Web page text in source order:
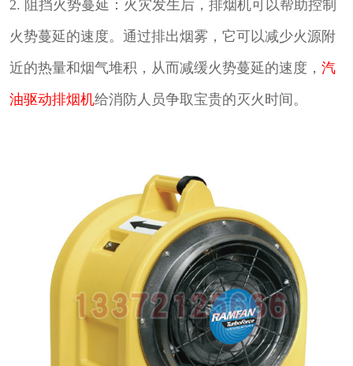
2. 阻挡火势蔓延：火灾发生后，排烟机可以帮助控制
火势蔓延的速度。通过排出烟雾，它可以减少火源附
近的热量和烟气堆积，从而减缓火势蔓延的速度， 汽
油驱动排烟机给消防人员争取宝贵的灭火时间。